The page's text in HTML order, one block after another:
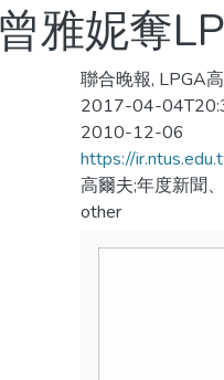
雅妮奪
聯合晚報, LPGA
2017-04-
2010-12-06
https://
高爾夫;年度新聞
other